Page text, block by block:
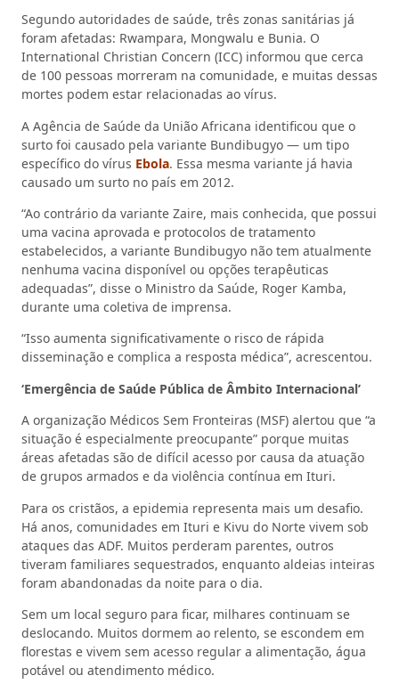
Segundo autoridades de saúde, três zonas sanitárias já
foram afetadas: Rwampara, Mongwalu e Bunia. O
International Christian Concern (ICC) informou que cerca
de 100 pessoas morreram na comunidade, e muitas dessas
mortes podem estar relacionadas ao vírus.
A Agência de Saúde da União Africana identificou que o
surto foi causado pela variante Bundibugyo — um tipo
específico do vírus Ebola. Essa mesma variante já havia
causado um surto no país em 2012.
“Ao contrário da variante Zaire, mais conhecida, que possui
uma vacina aprovada e protocolos de tratamento
estabelecidos, a variante Bundibugyo não tem atualmente
nenhuma vacina disponível ou opções terapêuticas
adequadas”, disse o Ministro da Saúde, Roger Kamba,
durante uma coletiva de imprensa.
“Isso aumenta significativamente o risco de rápida
disseminação e complica a resposta médica”, acrescentou.
‘Emergência de Saúde Pública de Âmbito Internacional’
A organização Médicos Sem Fronteiras (MSF) alertou que “a
situação é especialmente preocupante” porque muitas
áreas afetadas são de difícil acesso por causa da atuação
de grupos armados e da violência contínua em Ituri.
Para os cristãos, a epidemia representa mais um desafio.
Há anos, comunidades em Ituri e Kivu do Norte vivem sob
ataques das ADF. Muitos perderam parentes, outros
tiveram familiares sequestrados, enquanto aldeias inteiras
foram abandonadas da noite para o dia.
Sem um local seguro para ficar, milhares continuam se
deslocando. Muitos dormem ao relento, se escondem em
florestas e vivem sem acesso regular a alimentação, água
potável ou atendimento médico.